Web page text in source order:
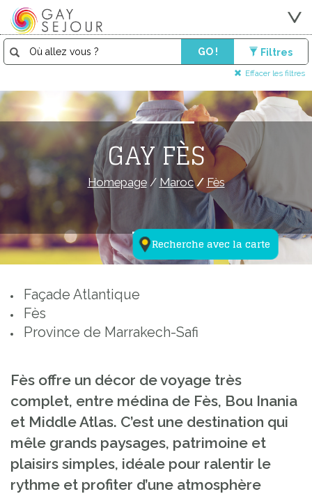
GO ! Filtres
Effacer les filtres
Recherche avec la carte
GAY FÈS
Homepage/ Maroc/ Fès
Façade Atlantique
Fès
Province de Marrakech-Safi
Fès offre un décor de voyage très
complet, entre médina de Fès, Bou Inania
et Middle Atlas. C’est une destination qui
mêle grands paysages, patrimoine et
plaisirs simples, idéale pour ralentir le
rythme et profiter d’une atmosphère